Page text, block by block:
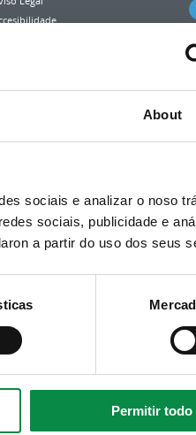
About
sociais e analizar o noso
sociais, publicidade e
a partir do uso dos seus
Permitir todo